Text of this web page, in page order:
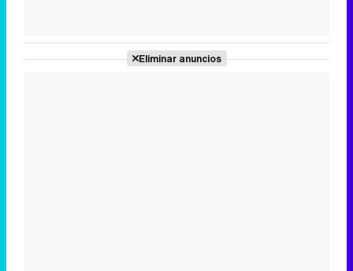
Eliminar anuncios